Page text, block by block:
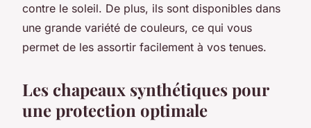
contre le soleil. De plus, ils sont disponibles dans
une grande variété de couleurs, ce qui vous
permet de les assortir facilement à vos tenues.
Les chapeaux synthétiques pour
une protection optimale